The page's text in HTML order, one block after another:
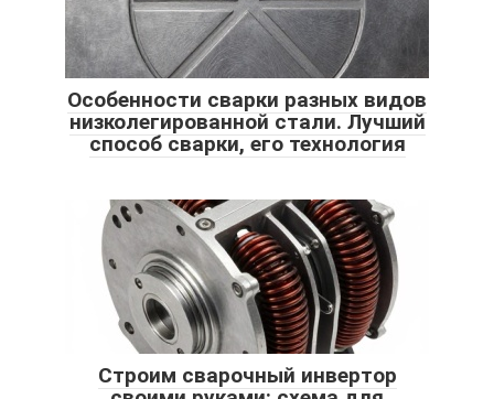
Особенности сварки разных видов
низколегированной стали. Лучший
способ сварки, его технология
Строим сварочный инвертор